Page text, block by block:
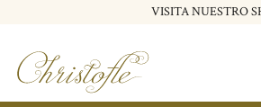
VISITA NUESTRO